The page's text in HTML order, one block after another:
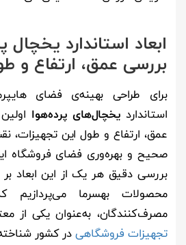
ابعاد استاندارد یخچال
بررسی عمق، ارتفاع و
برای طراحی بهینه‌ی فضای
استاندارد یخچال‌های پرده‌هوا
عمق، ارتفاع و طول این تجهیزات،
صحیح و بهره‌وری فضای فروشگاه
بررسی دقیق هر یک از این
محصولات بهسرما
مصرف‌کنندگان، به‌عنوان یکی از
تجهیزات فروشگاهیدر کشور